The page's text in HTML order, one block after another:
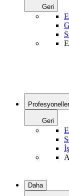
Geri
Profesyoneller
Geri
Daha